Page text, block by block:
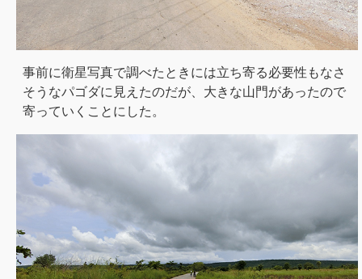
事前に衛星写真で調べたときには立ち寄る必要性もなさ
そうなパゴダに見えたのだが、大きな山門があったので
寄っていくことにした。